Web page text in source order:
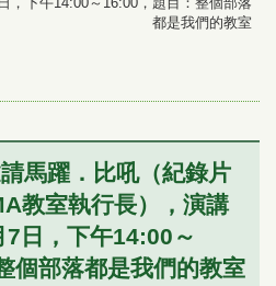
都是我們的教室
請馬躍．比吼（紀錄片
教室執行長），演講
日，下午14:00～
個部落都是我們的教室